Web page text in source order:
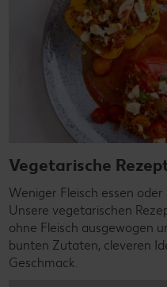
Vegetarische
Weniger Fleisch essen
Unsere vegetarischen
ohne Fleisch ausgewogen
bunten Zutaten, cleveren
Geschmack.